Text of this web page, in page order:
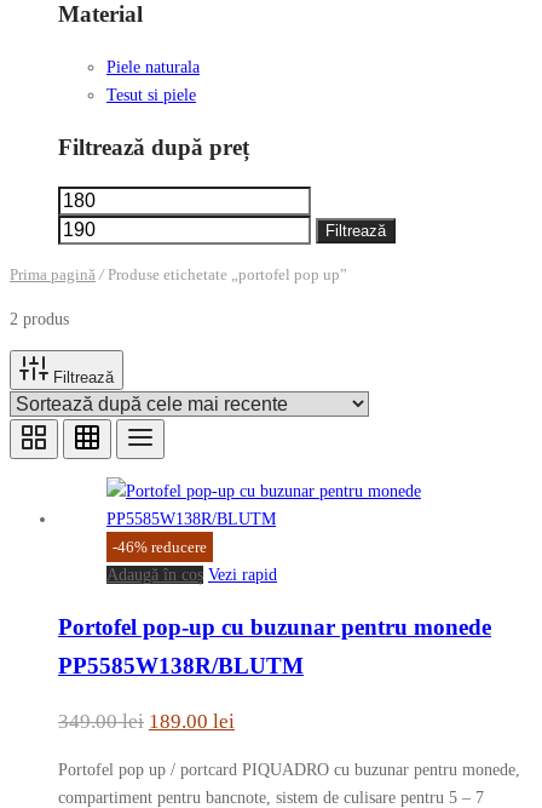
Material
Piele naturala
Tesut si piele
Filtrează după preț
Preț
minim
maxim
Filtrează
Prima pagină /Produse etichetate „portofel pop up”
2 produs
Filtrează
-46% reducere
Adaugă în coș Vezi rapid
Portofel pop-up cu buzunar pentru monede
PP5585W138R/BLUTM
349.00lei Prețul
a
189.00 lei
este:
Portofel pop up / portcard PIQUADRO cu buzunar pentru monede,
compartiment pentru bancnote, sistem de culisare pentru 5 – 7